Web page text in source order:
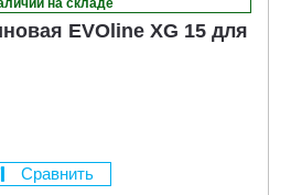
EVOline XG 15 для
Сравнить